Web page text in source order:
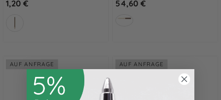
1,20 € 54,60 €
AUF ANFRAGE AUF ANFRAGE